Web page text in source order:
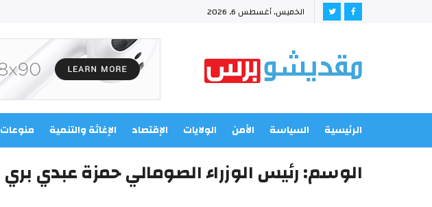
الخميس, أغسطس 6, 2026
الرئيسية السياسة الأمن الولايات الإقتصاد الإغاثة والتنمية منوعات
الوسم:رئيس الوزراء الصومالي حمزة عبدي بري